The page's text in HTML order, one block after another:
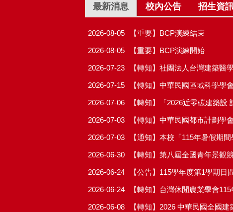
最新消息 校內公告 招生資
2026-08-05 【重要】BCP演練結束
2026-08-05 【重要】BCP演練開始
2026-07-23 【轉知】社團法人台灣建築醫
2026-07-15 【轉知】中華民國區域科學
2026-07-06 【轉知】「2026近零碳建築設
2026-07-03 【轉知】中華民國都市計劃學
2026-07-03
2026-06-30 【轉知】第八屆全國青年景觀
2026-06-24 【公告】115學年度第1學期日
2026-06-24 【轉知】台灣休閒農業學會
2026-06-08 【轉知】2026 中華民國全國